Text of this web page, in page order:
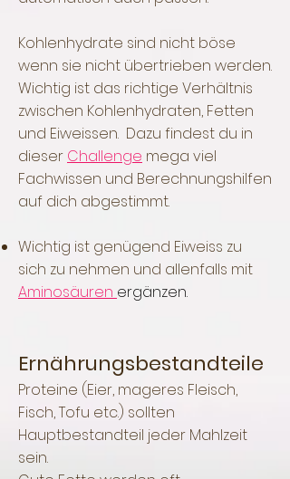
Kohlenhydrate sind nicht böse
wenn sie nicht übertrieben werden.
Wichtig ist das richtige Verhältnis
zwischen Kohlenhydraten, Fetten
und Eiweissen. Dazu findest du in
dieser Challenge mega viel
Fachwissen und Berechnungshilfen
auf dich abgestimmt.
Wichtig ist genügend Eiweiss zu
sich zu nehmen und allenfalls mit
Aminosäuren ergänzen.
Ernährungsbestandteile
Proteine (Eier, mageres Fleisch,
Fisch, Tofu etc.) sollten
Hauptbestandteil jeder Mahlzeit
sein.